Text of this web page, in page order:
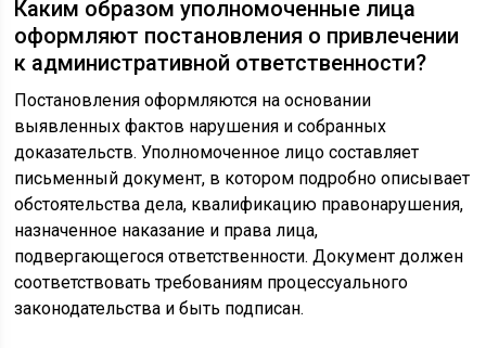
Каким образом уполномоченные лица
оформляют постановления о привлечении
к административной ответственности?
Постановления оформляются на основании
выявленных фактов нарушения и собранных
доказательств. Уполномоченное лицо составляет
письменный документ, в котором подробно описывает
обстоятельства дела, квалификацию правонарушения,
назначенное наказание и права лица,
подвергающегося ответственности. Документ должен
соответствовать требованиям процессуального
законодательства и быть подписан.